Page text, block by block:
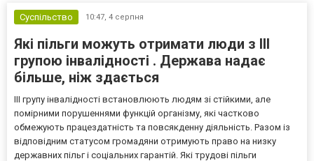
Суспільство 10:47, 4 серпня
Які пільги можуть отримати люди з III
групою інвалідності . Держава надає
більше, ніж здається
III групу інвалідності встановлюють людям зі стійкими, але
помірними порушеннями функцій організму, які частково
обмежують працездатність та повсякденну діяльність. Разом із
відповідним статусом громадяни отримують право на низку
державних пільг і соціальних гарантій. Які трудові пільги